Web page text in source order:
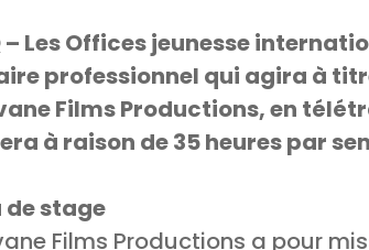
– Les Offices jeunesse
professionnel qui agira à
Films Productions, en
à raison de 35 heures par
de stage
Films Productions a pour